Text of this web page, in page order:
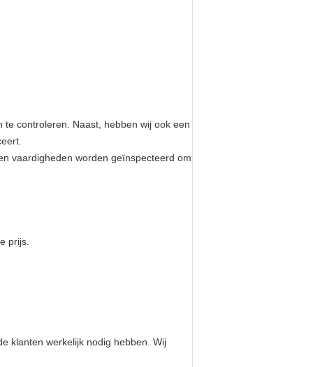
controleren. Naast, hebben wij ook een
vaardigheden worden geïnspecteerd om
prijs.
klanten werkelijk nodig hebben. Wij